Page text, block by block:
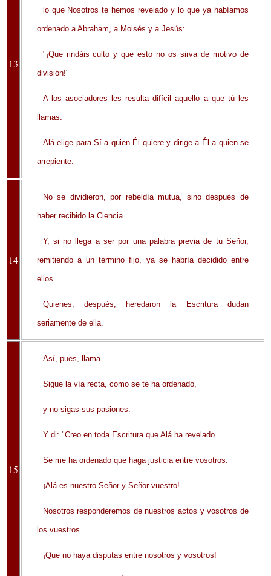
13
lo que Nosotros te hemos revelado y lo que ya habíamos
ordenado a Abraham, a Moisés y a Jesús:
"¡Que rindáis culto y que esto no os sirva de motivo de
división!"
A los asociadores les resulta difícil aquello a que tú les
llamas.
Alá elige para Sí a quien Él quiere y dirige a Él a quien se
arrepiente.
14
No se dividieron, por rebeldía mutua, sino después de
haber recibido la Ciencia.
Y, si no llega a ser por una palabra previa de tu Señor,
remitiendo a un término fijo, ya se habría decidido entre
ellos.
Quienes, después, heredaron la Escritura dudan
seriamente de ella.
15
Así, pues, llama.
Sigue la vía recta, como se te ha ordenado,
y no sigas sus pasiones.
Y di: "Creo en toda Escritura que Alá ha revelado.
Se me ha ordenado que haga justicia entre vosotros.
¡Alá es nuestro Señor y Señor vuestro!
Nosotros responderemos de nuestros actos y vosotros de
los vuestros.
¡Que no haya disputas entre nosotros y vosotros!